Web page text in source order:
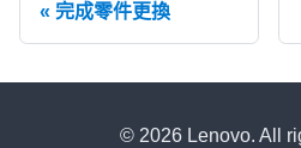
完成零件更換
© 2026 Lenovo. All